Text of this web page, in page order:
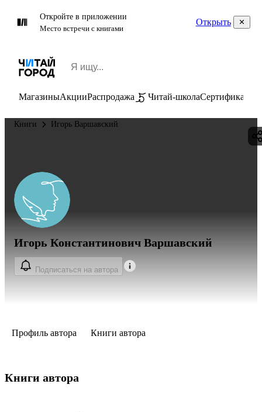
Откройте в приложении
Место встречи с книгами
Открыть
МагазиныАкцииРаспродажа Читай-школаСертификаты
Книги Игорь Варшавский
Игорь Константинович Варшавский
Подписаться на автора
Профиль автора Книги автора
Книги автора